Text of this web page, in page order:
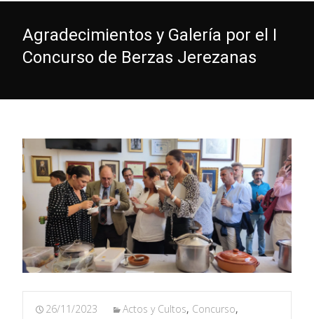
Agradecimientos y Galería por el I
Concurso de Berzas Jerezanas
26/11/2023 Actos y Cultos, Concurso,